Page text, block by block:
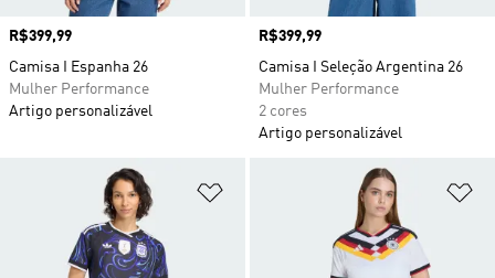
Preço
R$399,99
Camisa I Espanha 26
Mulher Performance
Artigo personalizável
Preço
R$399,99
Camisa I Seleção Argentina 26
Mulher Performance
2 cores
Artigo personalizável
Adicionar à Lista de Desejos